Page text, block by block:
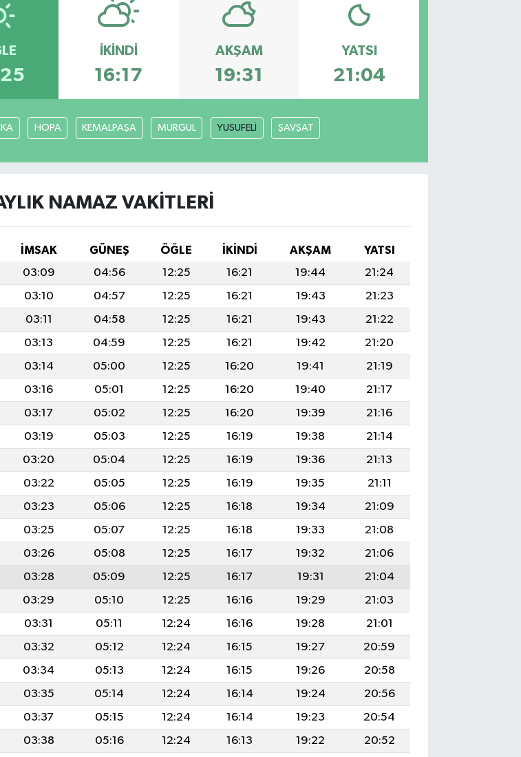
İKINDI
16:17
AKŞAM
19:31
YATSI
21:04
HOPA KEMALPAŞA MURGUL YUSUFELİ ŞAVŞAT
NAMAZ VAKITLERI
İMSAK GÜNEŞ ÖĞLE İKINDI AKŞAM
YATSI
03:09 04:56 12:25 16:21 19:44
21:24
03:10 04:57 12:25 16:21 19:43
21:23
03:11 04:58 12:25 16:21 19:43
21:22
03:13 04:59 12:25 16:21 19:42
21:20
03:14 05:00 12:25 16:20 19:41
21:19
03:16 05:01 12:25 16:20 19:40
21:17
03:17 05:02 12:25 16:20 19:39
21:16
03:19 05:03 12:25 16:19 19:38
21:14
03:20 05:04 12:25 16:19 19:36
21:13
03:22 05:05 12:25 16:19 19:35
21:11
03:23 05:06 12:25 16:18 19:34
21:09
03:25 05:07 12:25 16:18 19:33
21:08
03:26 05:08 12:25 16:17 19:32
21:06
03:28 05:09 12:25 16:17 19:31
21:04
03:29 05:10 12:25 16:16 19:29
21:03
03:31 05:11 12:24 16:16 19:28
21:01
03:32 05:12 12:24 16:15 19:27
20:59
03:34 05:13 12:24 16:15 19:26
20:58
03:35 05:14 12:24 16:14 19:24
20:56
03:37 05:15 12:24 16:14 19:23
20:54
03:38 05:16 12:24 16:13 19:22
20:52